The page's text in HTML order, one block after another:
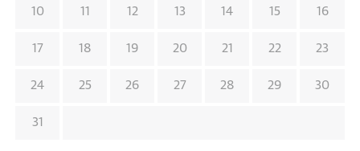
10 11 12 13 14 15 16
17 18 19 20 21 22 23
24 25 26 27 28 29 30
31